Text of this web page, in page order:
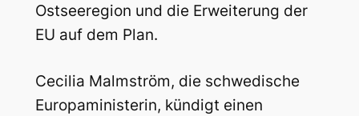
Ostseeregion und die Erweiterung der
EU auf dem Plan.
Cecilia Malmström, die schwedische
Europaministerin, kündigt einen